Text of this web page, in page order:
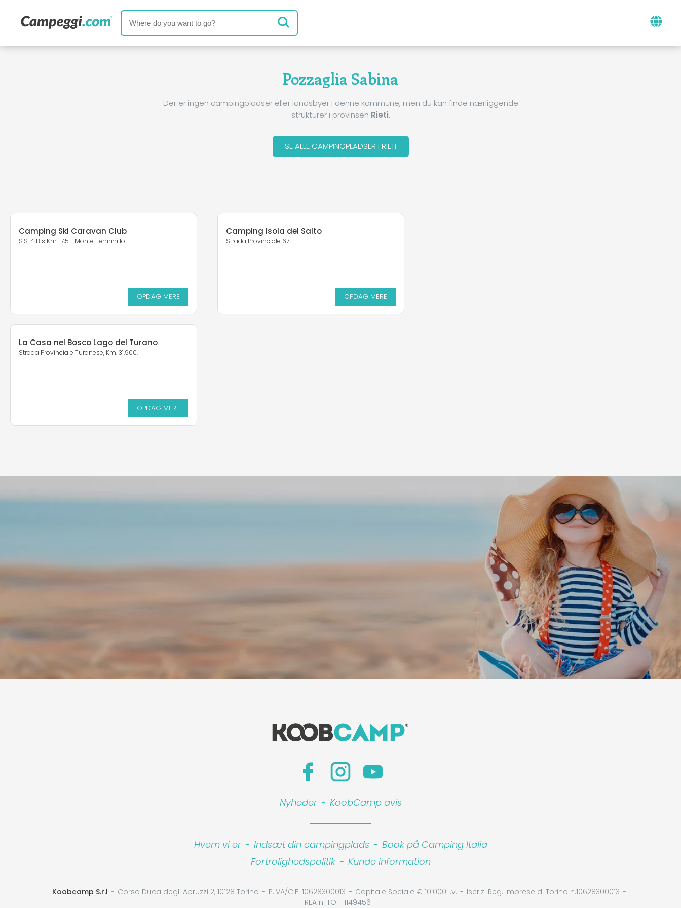
Pozzaglia Sabina
Der er ingen campingpladser eller landsbyer i denne kommune, men du kan finde nærliggende
strukturer i provinsen Rieti.
SE ALLE CAMPINGPLADSER I RIETI
Camping Ski Caravan Club
S.S. 4 Bis Km. 17,5 - Monte Terminillo
OPDAG MERE
Camping Isola del Salto
Strada Provinciale 67
OPDAG MERE
La Casa nel Bosco Lago del Turano
Strada Provinciale Turanese, Km. 31.900,
OPDAG MERE
Nyheder - KoobCamp avis
Hvem vi er - Indsæt din campingplads - Book på Camping Italia
Fortrolighedspolitik - Kunde information
Koobcamp S.r.l Corso Duca degli Abruzzi 2, 10128 Torino P.IVA/C.F. 10628300013 Capitale Sociale € 10.000 i.v.
Iscriz. Reg. Imprese di Torino n.10628300013
REA n. TO - 1149456